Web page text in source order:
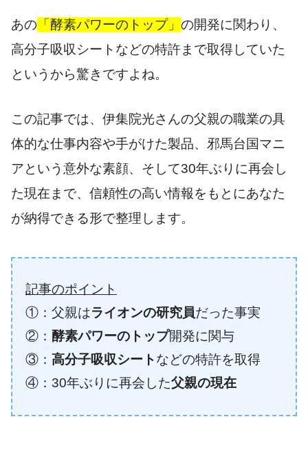
あの 「酵素パワーのトップ」 の開発に関わり、
高分子吸収シートなどの特許まで取得していた
というから驚きですよね。
この記事では、伊集院光さんの父親の職業の具
体的な仕事内容や手がけた製品、邪馬台国マニ
アという意外な素顔、そして30年ぶりに再会し
た現在まで、信頼性の高い情報をもとにあなた
が納得できる形で整理します。
記事のポイント
①：父親はライオンの研究員だった事実
②： 酵素パワーのトップ開発に関与
③： 高分子吸収シートなどの特許を取得
④：30年ぶりに再会した父親の現在